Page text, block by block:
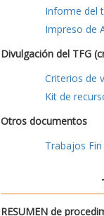
Informe del
Impreso de
Divulgación del TFG
Criterios de
Kit de
Otros documentos
Trabajos
RESUMEN de